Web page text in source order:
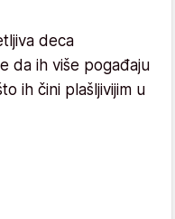
deca
da ih više pogađaju
ih čini plašljivijim u